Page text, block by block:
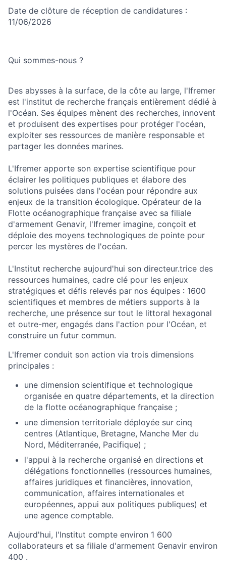
Date de clôture de réception de candidatures :
11/06/2026
Qui sommes-nous ?
Des abysses à la surface, de la côte au large, l'Ifremer
est l'institut de recherche français entièrement dédié à
l'Océan. Ses équipes mènent des recherches, innovent
et produisent des expertises pour protéger l'océan,
exploiter ses ressources de manière responsable et
partager les données marines.
L'Ifremer apporte son expertise scientifique pour
éclairer les politiques publiques et élabore des
solutions puisées dans l'océan pour répondre aux
enjeux de la transition écologique. Opérateur de la
Flotte océanographique française avec sa filiale
d'armement Genavir, l'Ifremer imagine, conçoit et
déploie des moyens technologiques de pointe pour
percer les mystères de l'océan.
L'Institut recherche aujourd'hui son directeur.trice des
ressources humaines, cadre clé pour les enjeux
stratégiques et défis relevés par nos équipes : 1600
scientifiques et membres de métiers supports à la
recherche, une présence sur tout le littoral hexagonal
et outre-mer, engagés dans l'action pour l'Océan, et
construire un futur commun.
L'Ifremer conduit son action via trois dimensions
principales :
une dimension scientifique et technologique
organisée en quatre départements, et la direction
de la flotte océanographique française ;
une dimension territoriale déployée sur cinq
centres (Atlantique, Bretagne, Manche Mer du
Nord, Méditerranée, Pacifique) ;
l'appui à la recherche organisé en directions et
délégations fonctionnelles (ressources humaines,
affaires juridiques et financières, innovation,
communication, affaires internationales et
européennes, appui aux politiques publiques) et
une agence comptable.
Aujourd'hui, l'Institut compte environ 1 600
collaborateurs et sa filiale d'armement Genavir environ
400 .